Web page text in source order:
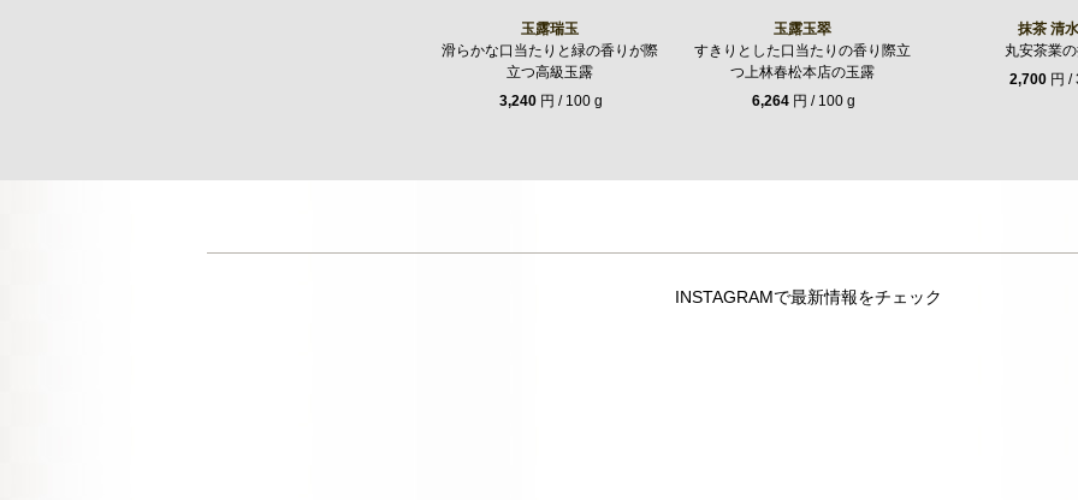
玉露瑞玉
滑らかな口当たりと緑の香りが際
立つ高級玉露
3,240 円 / 100 g
玉露玉翠
すきりとした口当たりの香り際立
つ上林春松本店の玉露
6,264 円 / 100 g
抹茶 清
丸安茶業
2,700円 /
INSTAGRAMで最新情報をチェック